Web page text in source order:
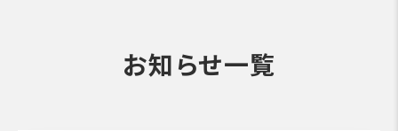
お知らせ一覧